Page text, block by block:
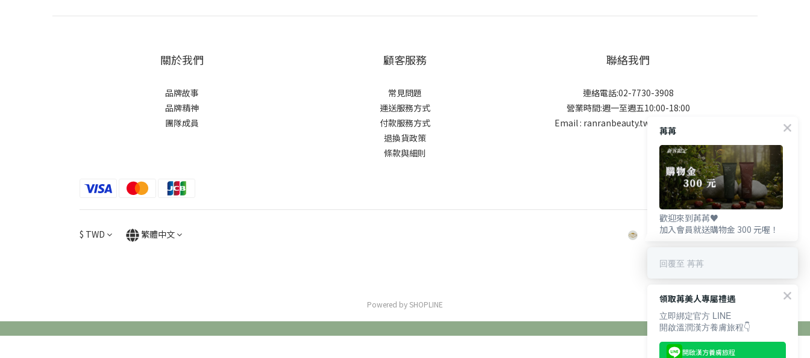
關於我們
品牌故事
品牌精神
團隊成員
顧客服務
常見問題
運送服務方式
付款服務方式
退換貨政策
條款與細則
聯絡我們
連絡電話:02-7730-3908
營業時間:週一至週五10:00-18:00
Email : ranranbeauty.tw@gmail.com
$ TWD 繁體中文
Powered by SHOPLINE
苒苒
歡迎來到苒苒♥️
加入會員就送購物金 300 元喔！
回覆至 苒苒
領取苒美人專屬禮遇
立即綁定官方 LINE
開啟溫潤漢方養膚旅程👇
開啟漢方養膚旅程